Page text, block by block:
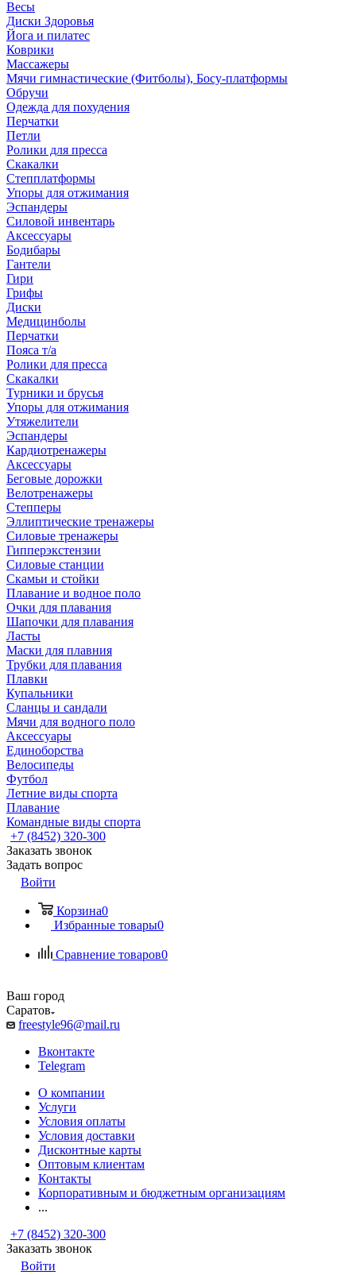
Весы
Диски Здоровья
Йога и пилатес
Коврики
Массажеры
Мячи гимнастические (Фитболы), Босу-платформы
Обручи
Одежда для похудения
Перчатки
Петли
Ролики для пресса
Скакалки
Степплатформы
Упоры для отжимания
Эспандеры
Силовой инвентарь
Аксессуары
Бодибары
Гантели
Гири
Грифы
Диски
Медицинболы
Перчатки
Пояса т/а
Ролики для пресса
Скакалки
Турники и брусья
Упоры для отжимания
Утяжелители
Эспандеры
Кардиотренажеры
Аксессуары
Беговые дорожки
Велотренажеры
Степперы
Эллиптические тренажеры
Силовые тренажеры
Гипперэкстензии
Силовые станции
Скамьи и стойки
Плавание и водное поло
Очки для плавания
Шапочки для плавания
Ласты
Маски для плавния
Трубки для плавания
Плавки
Купальники
Сланцы и сандали
Мячи для водного поло
Аксессуары
Единоборства
Велосипеды
Футбол
Летние виды спорта
Плавание
Командные виды спорта
+7 (8452) 320-300
Заказать звонок
Задать вопрос
Войти
Корзина0
Избранные товары0
Сравнение товаров0
Ваш город
Саратов
freestyle96@mail.ru
Вконтакте
Telegram
О компании
Услуги
Условия оплаты
Условия доставки
Дисконтные карты
Оптовым клиентам
Контакты
Корпоративным и бюджетным организациям
...
+7 (8452) 320-300
Заказать звонок
Войти